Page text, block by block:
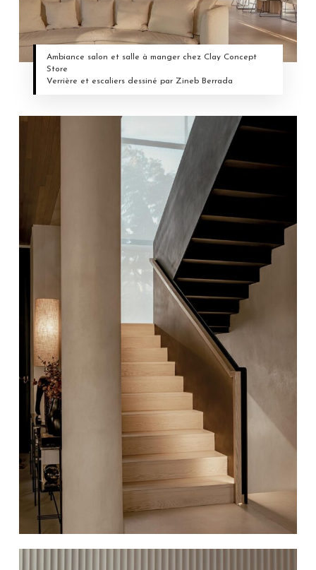
Ambiance salon et salle à manger chez Clay Concept
Store
Verrière et escaliers dessiné par Zineb Berrada